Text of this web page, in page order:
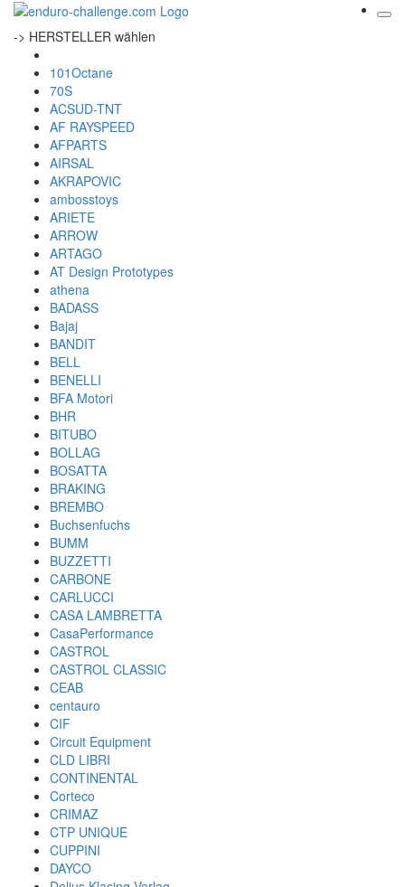
-> HERSTELLER wählen
101Octane
70S
ACSUD-TNT
AF RAYSPEED
AFPARTS
AIRSAL
AKRAPOVIC
ambosstoys
ARIETE
ARROW
ARTAGO
AT Design Prototypes
athena
BADASS
Bajaj
BANDIT
BELL
BENELLI
BFA Motori
BHR
BITUBO
BOLLAG
BOSATTA
BRAKING
BREMBO
Buchsenfuchs
BUMM
BUZZETTI
CARBONE
CARLUCCI
CASA LAMBRETTA
CasaPerformance
CASTROL
CASTROL CLASSIC
CEAB
centauro
CIF
Circuit Equipment
CLD LIBRI
CONTINENTAL
Corteco
CRIMAZ
CTP UNIQUE
CUPPINI
DAYCO